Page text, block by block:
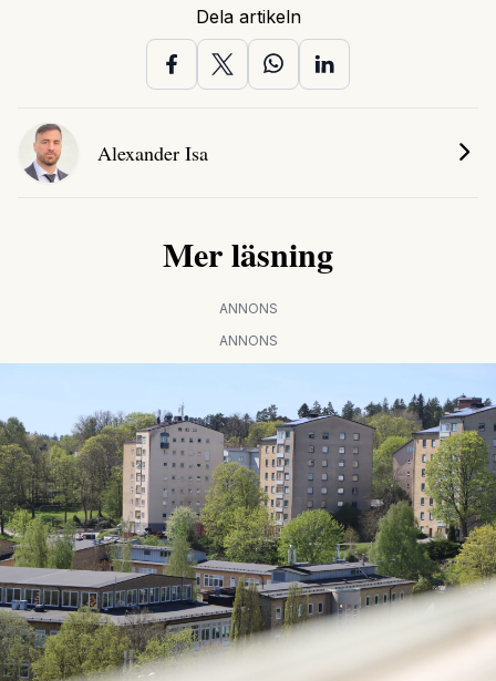
Dela artikeln
Alexander Isa
Mer läsning
ANNONS
ANNONS